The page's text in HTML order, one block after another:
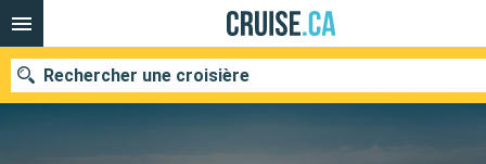
Rechercher une croisière